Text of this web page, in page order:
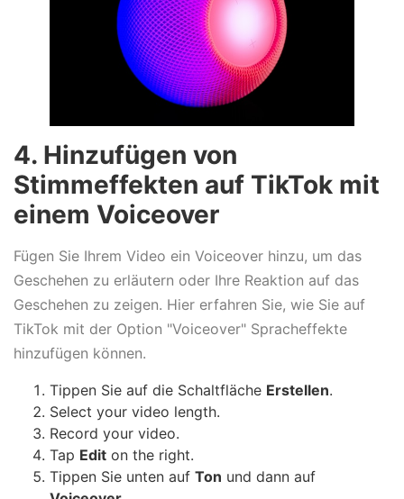
4. Hinzufügen von
Stimmeffekten auf TikTok mit
einem Voiceover
Fügen Sie Ihrem Video ein Voiceover hinzu, um das
Geschehen zu erläutern oder Ihre Reaktion auf das
Geschehen zu zeigen. Hier erfahren Sie, wie Sie auf
TikTok mit der Option "Voiceover" Spracheffekte
hinzufügen können.
Tippen Sie auf die Schaltfläche Erstellen.
Select your video length.
Record your video.
Tap Edit on the right.
Tippen Sie unten auf Ton und dann auf